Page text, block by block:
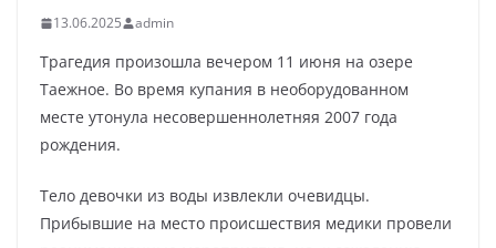
13.06.2025 admin
Трагедия произошла вечером 11 июня на озере
Таежное. Во время купания в необорудованном
месте утонула несовершеннолетняя 2007 года
рождения.
Тело девочки из воды извлекли очевидцы.
Прибывшие на место происшествия медики провели